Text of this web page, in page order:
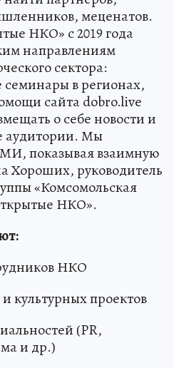
меценатов.
НКО» с 2019 года
направлениям
сектора:
в регионах,
сайта dobro.live
о себе новости и
аудитории. Мы
показывая взаимную
Хороших, руководитель
«Комсомольская
НКО».
НКО
культурных проектов
(PR,
и др.)